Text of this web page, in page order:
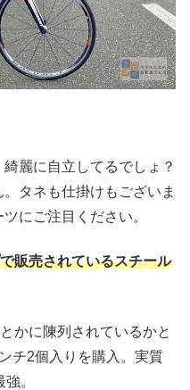
麗に自立してるでしょ？
タネも仕掛けもございま
にご注目ください。
販売されているスチール
かに陳列されているかと
チ2個入りを購入。実質
。